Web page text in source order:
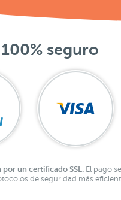
100% seguro
un certificado SSL.
El pago
de seguridad más